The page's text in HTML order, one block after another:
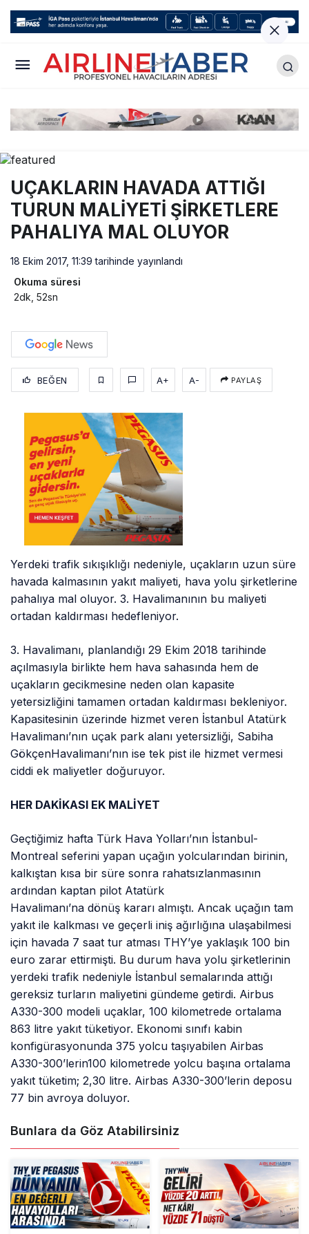
UÇAKLARIN HAVADA ATTIĞI
TURUN MALİYETİ ŞİRKETLERE
PAHALIYA MAL OLUYOR
18 Ekim 2017, 11:39 tarihinde yayınlandı
Okuma süresi
2dk, 52sn
BEĞEN A+ A- PAYLAŞ
Yerdeki trafik sıkışıklığı nedeniyle, uçakların uzun süre
havada kalmasının yakıt maliyeti, hava yolu şirketlerine
pahalıya mal oluyor. 3. Havalimanının bu maliyeti
ortadan kaldırması hedefleniyor.
3. Havalimanı, planlandığı 29 Ekim 2018 tarihinde
açılmasıyla birlikte hem hava sahasında hem de
uçakların gecikmesine neden olan kapasite
yetersizliğini tamamen ortadan kaldırması bekleniyor.
Kapasitesinin üzerinde hizmet veren İstanbul Atatürk
Havalimanı’nın uçak park alanı yetersizliği, Sabiha
GökçenHavalimanı’nın ise tek pist ile hizmet vermesi
ciddi ek maliyetler doğuruyor.
HER DAKİKASI EK MALİYET
Geçtiğimiz hafta Türk Hava Yolları’nın İstanbul-
Montreal seferini yapan uçağın yolcularından birinin,
kalkıştan kısa bir süre sonra rahatsızlanmasının
ardından kaptan pilot Atatürk
Havalimanı’na dönüş kararı almıştı. Ancak uçağın tam
yakıt ile kalkması ve geçerli iniş ağırlığına ulaşabilmesi
için havada 7 saat tur atması THY’ye yaklaşık 100 bin
euro zarar ettirmişti. Bu durum hava yolu şirketlerinin
yerdeki trafik nedeniyle İstanbul semalarında attığı
gereksiz turların maliyetini gündeme getirdi. Airbus
A330-300 modeli uçaklar, 100 kilometrede ortalama
863 litre yakıt tüketiyor. Ekonomi sınıfı kabin
konfigürasyonunda 375 yolcu taşıyabilen Airbas
A330-300’lerin100 kilometrede yolcu başına ortalama
yakıt tüketim; 2,30 litre. Airbas A330-300’lerin deposu
77 bin avroya doluyor.
Bunlara da Göz Atabilirsiniz